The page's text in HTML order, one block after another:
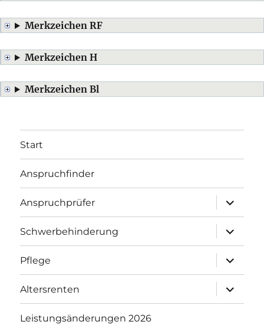
Merkzeichen RF
Merkzeichen H
Merkzeichen Bl
Start
Anspruchfinder
Anspruchprüfer
Untermenü
öffnen
Schwerbehinderung
Untermenü
öffnen
Pflege
Untermenü
öffnen
Altersrenten
Untermenü
öffnen
Leistungsänderungen 2026